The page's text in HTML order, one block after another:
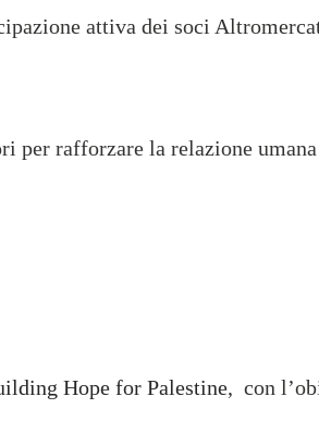
attiva dei soci
per rafforzare la relazione
Hope for Palestine, con